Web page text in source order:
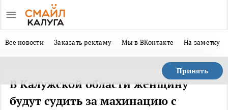
Все новости Заказать рекламу Мы в ВКонтакте На заметку
Принять
В Калужской области женщину
будут судить за махинацию с